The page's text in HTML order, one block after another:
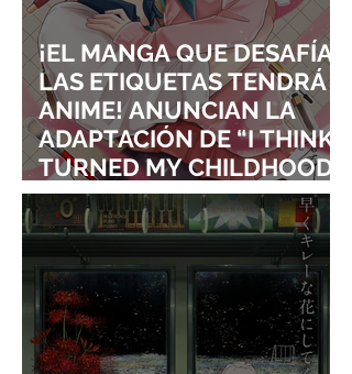
¡EL MANGA QUE DESAFÍA
LAS ETIQUETAS TENDRÁ
ANIME! ANUNCIAN LA
ADAPTACIÓN DE “I THINK I
TURNED MY CHILDHOOD
FRIEND INTO A GIRL”